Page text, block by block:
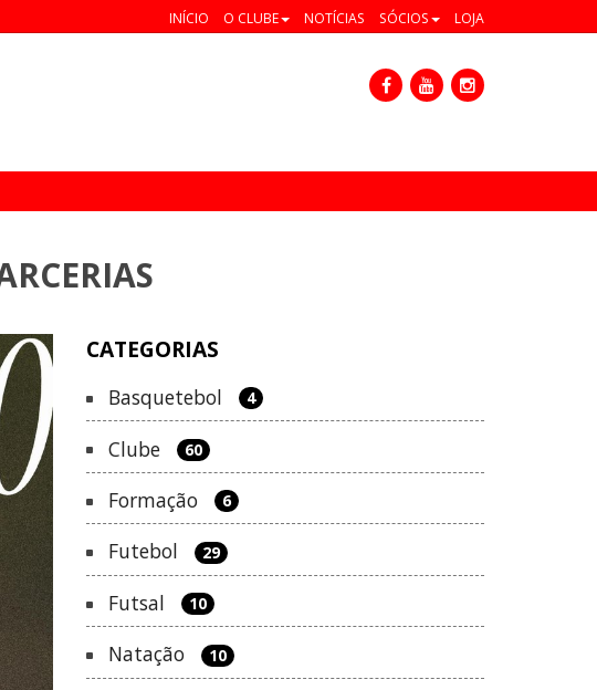
INÍCIO O CLUBE NOTÍCIAS SÓCIOS LOJA
CATEGORIAS
Basquetebol 4
Clube 60
Formação 6
Futebol 29
Futsal 10
Natação 10